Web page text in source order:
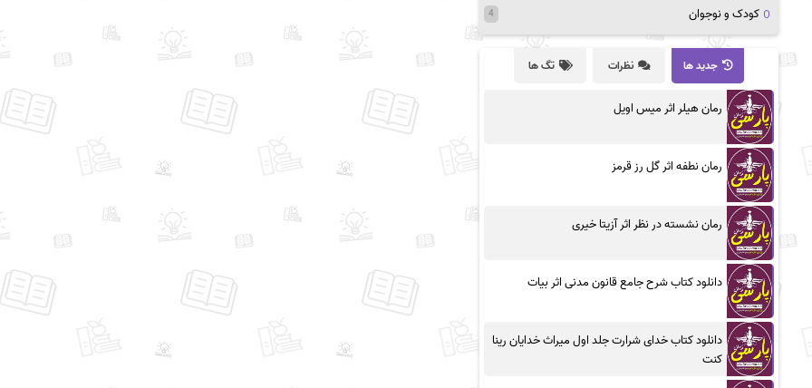
کودک و نوجوان 4
جدید ها نظرات تگ ها
رمان هیلر اثر میس اویل
رمان نطفه اثر گل رز قرمز
رمان نشسته در نظر اثر آزیتا خیری
دانلود کتاب شرح جامع قانون مدنی اثر بیات
دانلود کتاب خدای شرارت جلد اول میراث خدایان رینا
کنت